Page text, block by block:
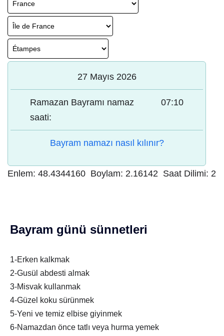
27 Mayıs 2026
Ramazan Bayramı namaz
saati:
07:10
Bayram namazı nasıl kılınır?
Enlem: 48.4344160 Boylam: 2.16142 Saat Dilimi: 2
Bayram günü sünnetleri
1-Erken kalkmak
2-Gusül abdesti almak
3-Misvak kullanmak
4-Güzel koku sürünmek
5-Yeni ve temiz elbise giyinmek
6-Namazdan önce tatlı veya hurma yemek